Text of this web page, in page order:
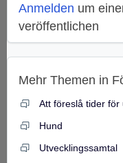
Anmelden um
veröffentlichen
Mehr Themen in
Att föreslå tider för
Hund
Utvecklingssamtal